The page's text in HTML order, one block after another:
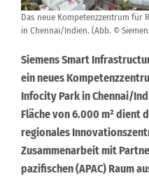
Das neue Kompetenzzentrum für
in Chennai/Indien. (Abb. ©
Siemens Smart
ein neues
Infocity Park in Chennai/
Fläche von 6.000 m² dient
regionales
Zusammenarbeit mit
pazifischen (APAC) Raum